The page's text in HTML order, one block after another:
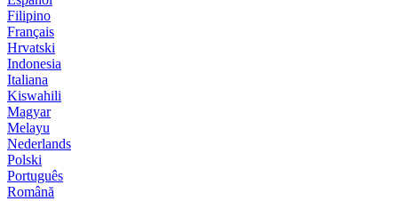
Filipino
Français
Hrvatski
Indonesia
Italiana
Kiswahili
Magyar
Melayu
Nederlands
Polski
Português
Română